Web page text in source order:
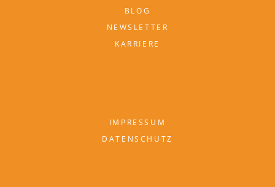
BLOG
NEWSLETTER
KARRIERE
IMPRESSUM
DATENSCHUTZ